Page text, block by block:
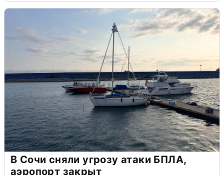
В Сочи сняли угрозу атаки БПЛА,
аэропорт закрыт